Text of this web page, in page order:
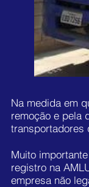
Na medida em
remoção e pela
transportadores
Muito
registro na
empresa não